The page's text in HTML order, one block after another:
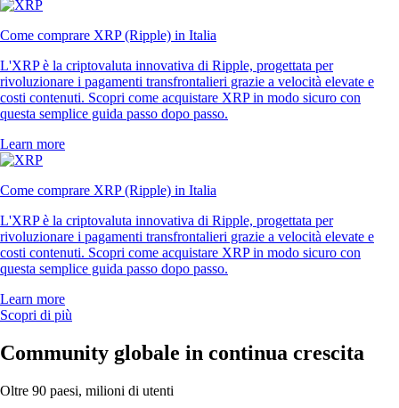
Come comprare XRP (Ripple) in Italia
L'XRP è la criptovaluta innovativa di Ripple, progettata per
rivoluzionare i pagamenti transfrontalieri grazie a velocità elevate e
costi contenuti. Scopri come acquistare XRP in modo sicuro con
questa semplice guida passo dopo passo.
Learn more
Come comprare XRP (Ripple) in Italia
L'XRP è la criptovaluta innovativa di Ripple, progettata per
rivoluzionare i pagamenti transfrontalieri grazie a velocità elevate e
costi contenuti. Scopri come acquistare XRP in modo sicuro con
questa semplice guida passo dopo passo.
Learn more
Scopri di più
Community globale in continua crescita
Oltre 90 paesi, milioni di utenti